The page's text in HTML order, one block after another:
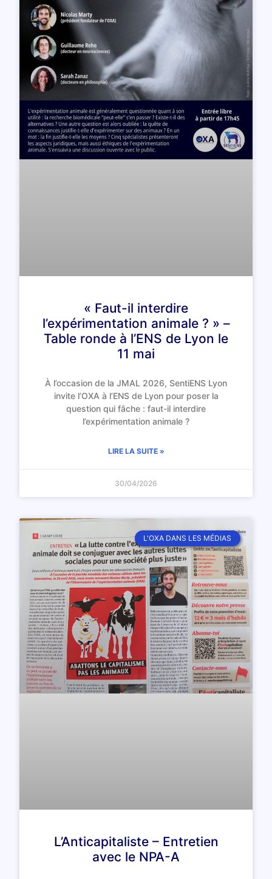
« Faut-il interdire
l’expérimentation animale ? » –
Table ronde à l’ENS de Lyon le
11 mai
À l’occasion de la JMAL 2026, SentiENS Lyon
invite l’OXA à l’ENS de Lyon pour poser la
question qui fâche : faut-il interdire
l’expérimentation animale ?
LIRE LA SUITE »
30/04/2026
L'OXA DANS LES MÉDIAS
L’Anticapitaliste – Entretien
avec le NPA-A